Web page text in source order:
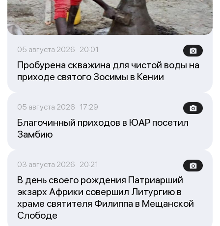
05 августа 2026 20:01
Пробурена скважина для чистой воды на
приходе святого Зосимы в Кении
05 августа 2026 17:29
Благочинный приходов в ЮАР посетил
Замбию
03 августа 2026 20:21
В день своего рождения Патриарший
экзарх Африки совершил Литургию в
храме святителя Филиппа в Мещанской
Слободе